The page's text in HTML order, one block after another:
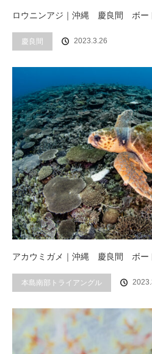
ロウニンアジ｜沖縄 慶良間 ボー
慶良間 2023.3.26
アカウミガメ｜沖縄 慶良間 ボー
本島南部トライアングル